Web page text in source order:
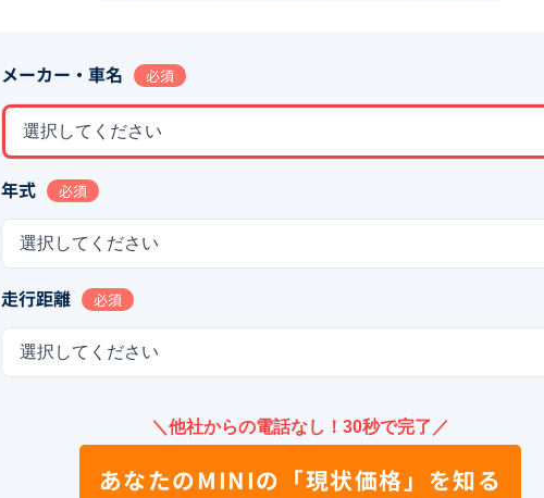
メーカー・車名 必須
選択してください
年式 必須
選択してください
走行距離 必須
選択してください
＼他社からの電話なし！30秒で完了／
あなたのMINIの 「現状価格」を知る